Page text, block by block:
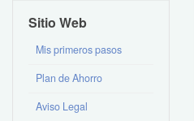
Sitio Web
Mis primeros pasos
Plan de Ahorro
Aviso Legal